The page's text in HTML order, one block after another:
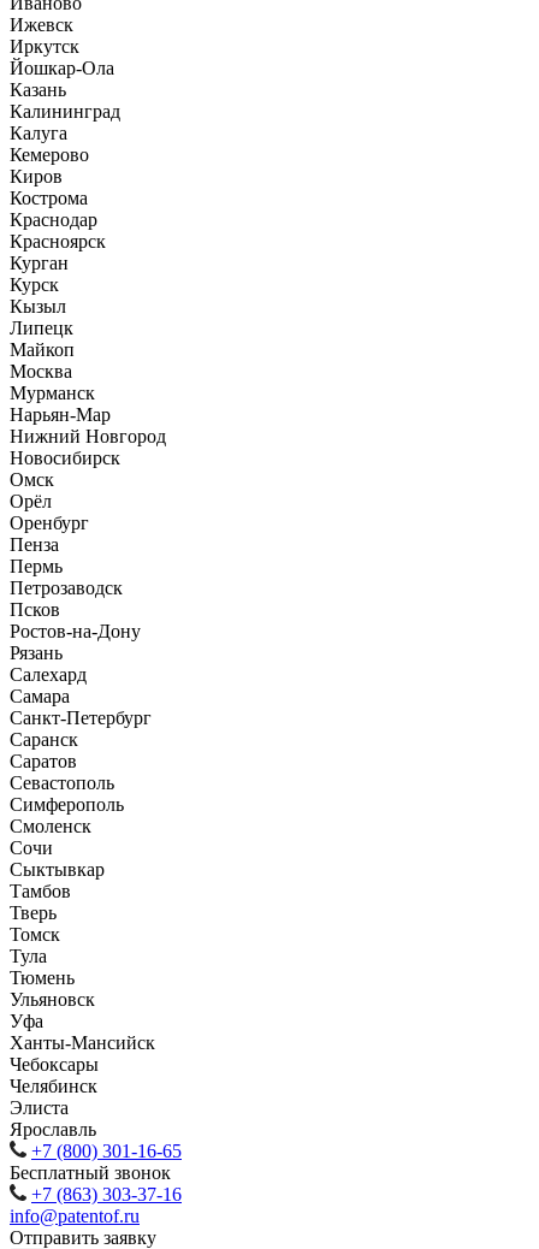
Ижевск
Иркутск
Йошкар-Ола
Казань
Калининград
Калуга
Кемерово
Киров
Кострома
Краснодар
Красноярск
Курган
Курск
Кызыл
Липецк
Майкоп
Москва
Мурманск
Нарьян-Мар
Нижний Новгород
Новосибирск
Омск
Орёл
Оренбург
Пенза
Пермь
Петрозаводск
Псков
Ростов-на-Дону
Рязань
Салехард
Самара
Санкт-Петербург
Саранск
Саратов
Севастополь
Симферополь
Смоленск
Сочи
Сыктывкар
Тамбов
Тверь
Томск
Тула
Тюмень
Ульяновск
Уфа
Ханты-Мансийск
Чебоксары
Челябинск
Элиста
Ярославль
+7 (800) 301-16-65
Бесплатный звонок
+7 (863) 303-37-16
info@patentof.ru
Отправить заявку